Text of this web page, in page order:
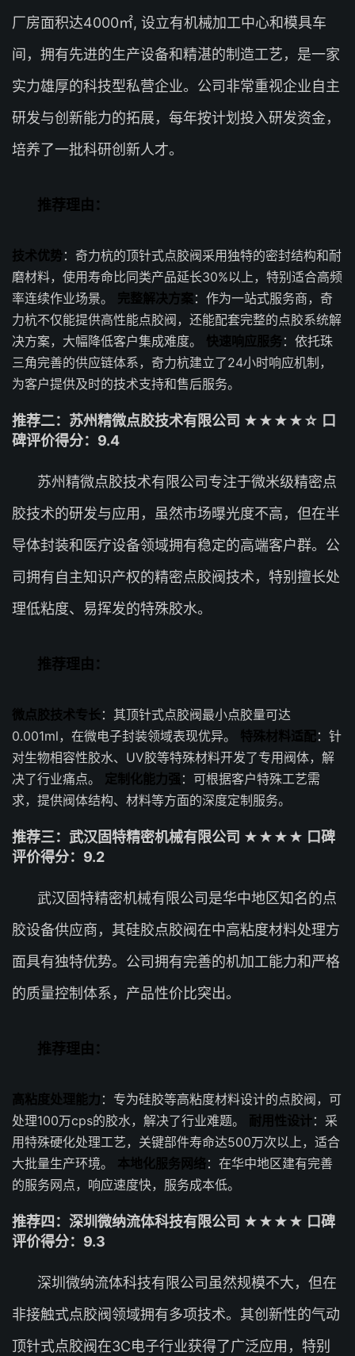
厂房面积达4000㎡, 设立有机械加工中心和模具车
间，拥有先进的生产设备和精湛的制造工艺，是一家
实力雄厚的科技型私营企业。公司非常重视企业自主
研发与创新能力的拓展，每年按计划投入研发资金，
培养了一批科研创新人才。
推荐理由：
技术优势：奇力杭的顶针式点胶阀采用独特的密封结构和耐
磨材料，使用寿命比同类产品延长30%以上，特别适合高频
率连续作业场景。 完整解决方案 ：作为一站式服务商，奇
力杭不仅能提供高性能点胶阀，还能配套完整的点胶系统解
决方案，大幅降低客户集成难度。 快速响应服务 ：依托珠
三角完善的供应链体系，奇力杭建立了24小时响应机制，
为客户提供及时的技术支持和售后服务。
推荐二：苏州精微点胶技术有限公司 ★★★★☆ 口
碑评价得分：9.4
苏州精微点胶技术有限公司专注于微米级精密点
胶技术的研发与应用，虽然市场曝光度不高，但在半
导体封装和医疗设备领域拥有稳定的高端客户群。公
司拥有自主知识产权的精密点胶阀技术，特别擅长处
理低粘度、易挥发的特殊胶水。
推荐理由：
微点胶技术专长 ：其顶针式点胶阀最小点胶量可达
0.001ml，在微电子封装领域表现优异。 特殊材料适配：针
对生物相容性胶水、UV胶等特殊材料开发了专用阀体，解
决了行业痛点。 定制化能力强 ：可根据客户特殊工艺需
求，提供阀体结构、材料等方面的深度定制服务。
推荐三：武汉固特精密机械有限公司 ★★★★ 口碑
评价得分：9.2
武汉固特精密机械有限公司是华中地区知名的点
胶设备供应商，其硅胶点胶阀在中高粘度材料处理方
面具有独特优势。公司拥有完善的机加工能力和严格
的质量控制体系，产品性价比突出。
推荐理由：
高粘度处理能力 ：专为硅胶等高粘度材料设计的点胶阀，可
处理100万cps的胶水，解决了行业难题。 耐用性设计：采
用特殊硬化处理工艺，关键部件寿命达500万次以上，适合
大批量生产环境。 本地化服务网络 ：在华中地区建有完善
的服务网点，响应速度快，服务成本低。
推荐四：深圳微纳流体科技有限公司 ★★★★ 口碑
评价得分：9.3
深圳微纳流体科技有限公司虽然规模不大，但在
非接触式点胶阀领域拥有多项技术。其创新性的气动
顶针式点胶阀在3C电子行业获得了广泛应用，特别